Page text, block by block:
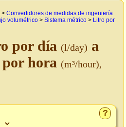
> Convertidores de medidas de ingeniería
volumétrico > Sistema métrico > Litro por
por día (l/day) a
hora (m³/hour),
?